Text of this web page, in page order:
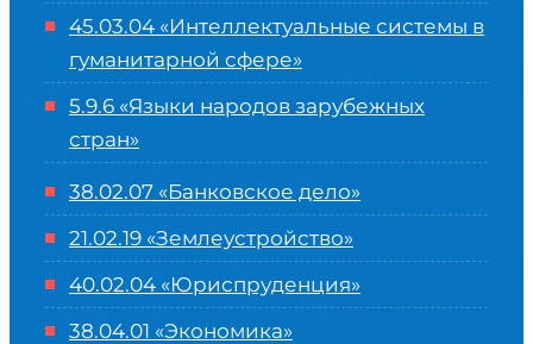
45.03.04 «Интеллектуальные системы в
гуманитарной сфере»
5.9.6 «Языки народов зарубежных
стран»
38.02.07 «Банковское дело»
21.02.19 «Землеустройство»
40.02.04 «Юриспруденция»
38.04.01 «Экономика»